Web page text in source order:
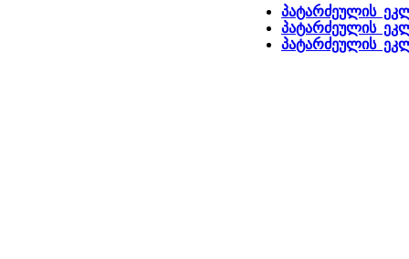
პატარძეულის
პატარძეულის
პატარძეულის